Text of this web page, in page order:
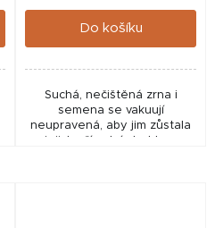
cena:
Do košíku
Suchá, nečištěná zrna i
semena se vakuují
neupravená, aby jim zůstala
jejich přírodní struktura